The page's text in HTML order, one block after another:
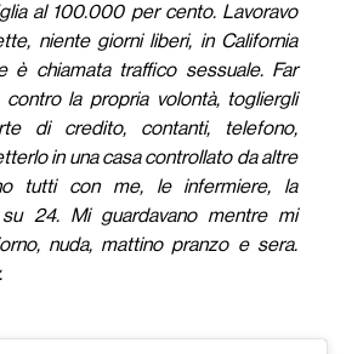
al 100.000 per cento. Lavoravo
niente giorni liberi, in California
è chiamata traffico sessuale. Far
contro la propria volontà, togliergli
di credito, contanti, telefono,
in una casa controllato da altre
tutti con me, le infermiere, la
24. Mi guardavano mentre mi
nuda, mattino pranzo e sera.